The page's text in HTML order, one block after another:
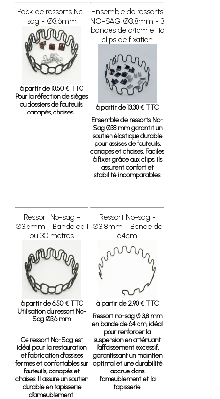
Pack de ressorts No-
sag - Ø3.6mm
à partir de 10.50 € TTC
Pour la réfection de sièges
ou dossiers de fauteuils,
canapés, chaises...
Ensemble de ressorts
NO-SAG Ø3,8mm - 3
bandes de 64cm et 16
clips de fixation
à partir de 13.30 € TTC
Ensemble de ressorts No-
Sag Ø38 mmgarantit un
soutien élastique durable
pour assises de fauteuils,
canapés et chaises. Faciles
à fixer grâce aux clips, ils
assurent confort et
stabilité incomparables.
Ressort No-sag -
Ø3,6mm - Bande de 1
ou 30 mètres
à partir de 6.50 € TTC
Utilisation du ressort No-
Sag Ø3,6 mm
Ce ressort No-Sag est
idéal pour la restauration
et fabrication d’assises
fermes et confortables sur
fauteuils, canapés et
chaises. Il assure un soutien
durable en tapisserie
d’ameublement.
Ressort No-sag -
Ø3,8mm - Bande de
64cm
à partir de 2.90 € TTC
Ressort no-sag Ø 3,8 mm
en bande de 64 cm, idéal
pour renforcer la
suspension en atténuant
l’affaissement excessif,
garantissant un maintien
optimal et une durabilité
accrue dans
l’ameublement et la
tapisserie.